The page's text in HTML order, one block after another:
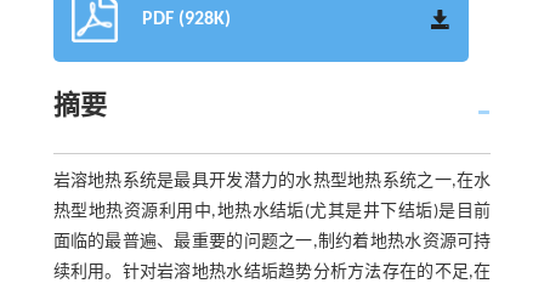
PDF (928K)
摘要
岩溶地热系统是最具开发潜力的水热型地热系统之一,在水
热型地热资源利用中,地热水结垢(尤其是井下结垢)是目前
面临的最普遍、最重要的问题之一,制约着地热水资源可持
续利用。针对岩溶地热水结垢趋势分析方法存在的不足,在